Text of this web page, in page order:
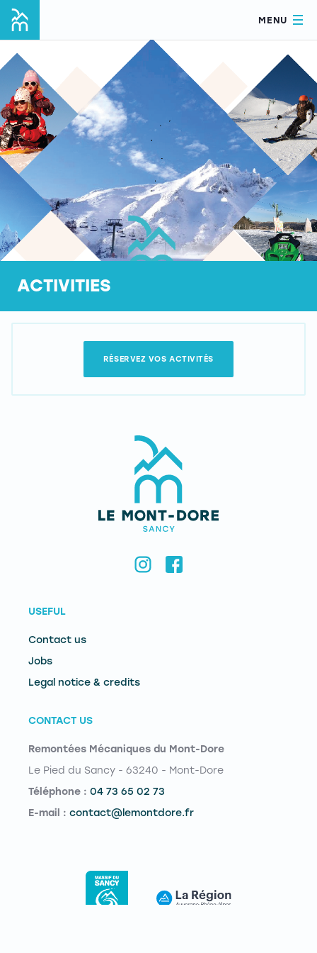
MENU
ACTIVITIES
RÉSERVEZ VOS ACTIVITÉS
USEFUL
Contact us
Jobs
Legal notice & credits
CONTACT US
Remontées Mécaniques du Mont-Dore
Le Pied du Sancy - 63240 - Mont-Dore
Téléphone : 04 73 65 02 73
E-mail : contact@lemontdore.fr